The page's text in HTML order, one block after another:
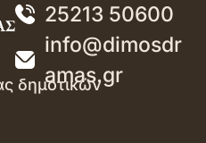
25213 50600
info@dimosdr
amas.gr
δημοτικών